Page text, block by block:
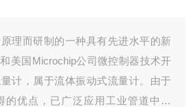
理而研制的一种具有先进水平的新
美国Microchip公司微控制器技术开
计，属于流体振动式流量计。由于
的优点，已广泛应用工业管道中液